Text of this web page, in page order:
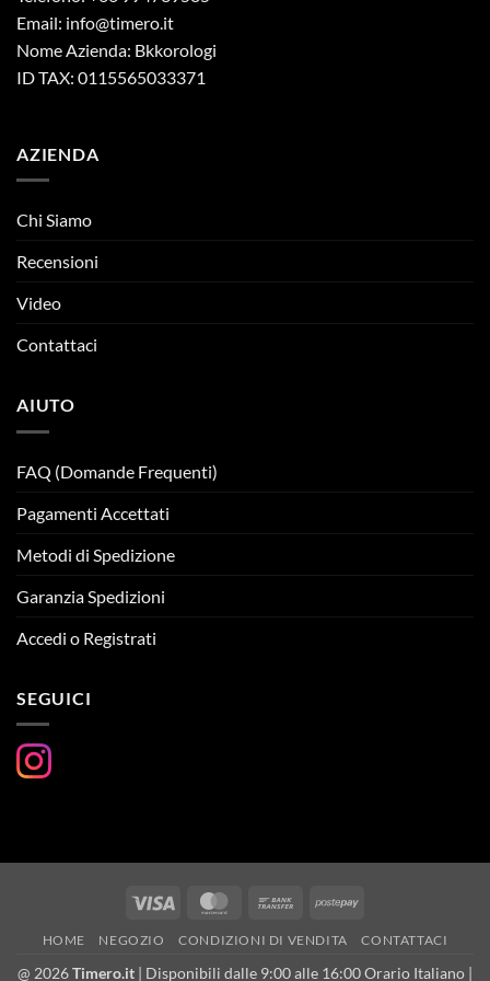
Email: info@timero.it
Nome Azienda: Bkkorologi
ID TAX: 0115565033371
AZIENDA
Chi Siamo
Recensioni
Video
Contattaci
AIUTO
FAQ (Domande Frequenti)
Pagamenti Accettati
Metodi di Spedizione
Garanzia Spedizioni
Accedi o Registrati
SEGUICI
Visa MasterCardBank
Postepay
HOME NEGOZIO CONDIZIONI DI VENDITA CONTATTACI
@ 2026Timero.it | Disponibili dalle 9:00 alle 16:00 Orario Italiano |